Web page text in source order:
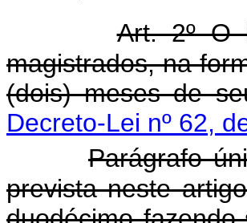
Art. 2º O
magistrados, na
(dois) meses de
Decreto-Lei nº 62,
Parágrafo
prevista neste